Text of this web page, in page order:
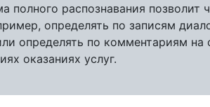
полного распознавания
определять по записям
определять по комментариям
оказаниях услуг.